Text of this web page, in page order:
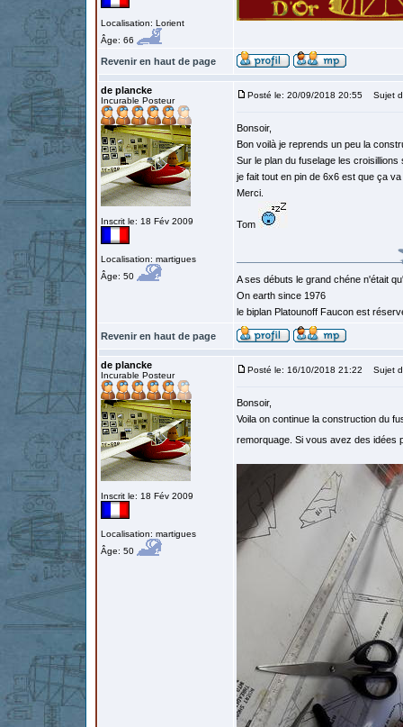
Localisation: Lorient
Âge: 66
Revenir en haut de page
de plancke
Incurable Posteur
Inscrit le: 18 Fév 2009
Localisation: martigues
Âge: 50
Posté le: 20/09/2018 20:55 Sujet
Bonsoir,
Bon voilà je reprends un peu la
Sur le plan du fuselage les
je fait tout en pin de 6x6 est que ça
Merci.
Tom
A ses débuts le grand chéne n'était
On earth since 1976
le biplan Platounoff Faucon est
Revenir en haut de page
de plancke
Incurable Posteur
Inscrit le: 18 Fév 2009
Localisation: martigues
Âge: 50
Posté le: 16/10/2018 21:22 Sujet
Bonsoir,
Voila on continue la construction du
remorquage. Si vous avez des idées